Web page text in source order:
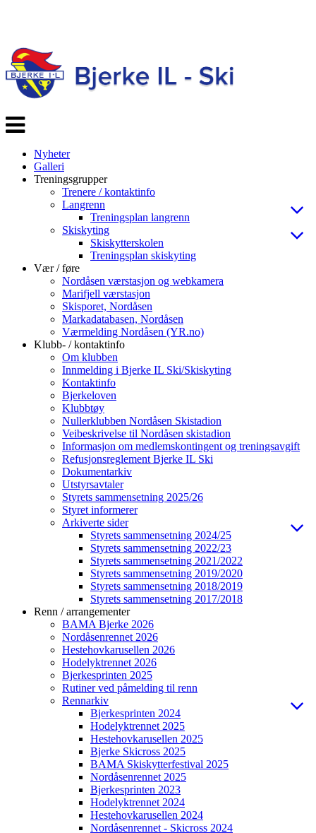
Veksle
navigasjon
Nyheter
Galleri
Treningsgrupper
Trenere / kontaktinfo
Langrenn
Treningsplan langrenn
Skiskyting
Skiskytterskolen
Treningsplan skiskyting
Vær / føre
Nordåsen værstasjon og webkamera
Marifjell værstasjon
Skisporet, Nordåsen
Markadatabasen, Nordåsen
Værmelding Nordåsen (YR.no)
Klubb- / kontaktinfo
Om klubben
Innmelding i Bjerke IL Ski/Skiskyting
Kontaktinfo
Bjerkeloven
Klubbtøy
Nullerklubben Nordåsen Skistadion
Veibeskrivelse til Nordåsen skistadion
Informasjon om medlemskontingent og treningsavgift
Refusjonsreglement Bjerke IL Ski
Dokumentarkiv
Utstyrsavtaler
Styrets sammensetning 2025/26
Styret informerer
Arkiverte sider
Styrets sammensetning 2024/25
Styrets sammensetning 2022/23
Styrets sammensetning 2021/2022
Styrets sammensetning 2019/2020
Styrets sammensetning 2018/2019
Styrets sammensetning 2017/2018
Renn / arrangementer
BAMA Bjerke 2026
Nordåsenrennet 2026
Hestehovkarusellen 2026
Hodelyktrennet 2026
Bjerkesprinten 2025
Rutiner ved påmelding til renn
Rennarkiv
Bjerkesprinten 2024
Hodelyktrennet 2025
Hestehovkarusellen 2025
Bjerke Skicross 2025
BAMA Skiskytterfestival 2025
Nordåsenrennet 2025
Bjerkesprinten 2023
Hodelyktrennet 2024
Hestehovkarusellen 2024
Nordåsenrennet - Skicross 2024